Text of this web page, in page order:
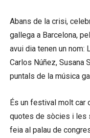
Abans de la crisi,
gallega a Barcelona,
avui dia tenen un nom:
Carlos Núñez, Susana
puntals de la música
És un festival molt car
quotes de sòcies i les
feia al palau de